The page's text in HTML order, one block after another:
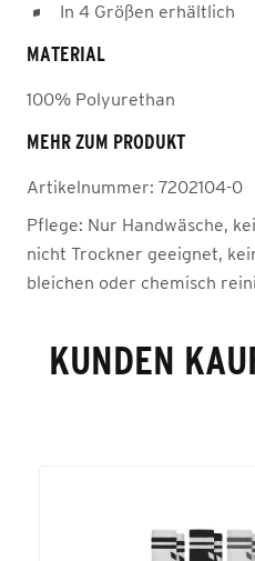
In 4 Größen erhältlich
MATERIAL
100% Polyurethan
MEHR ZUM PRODUKT
Artikelnummer: 7202104-0
Pflege: Nur Handwäsche,
nicht Trockner geeignet,
bleichen oder chemisch
KUNDEN